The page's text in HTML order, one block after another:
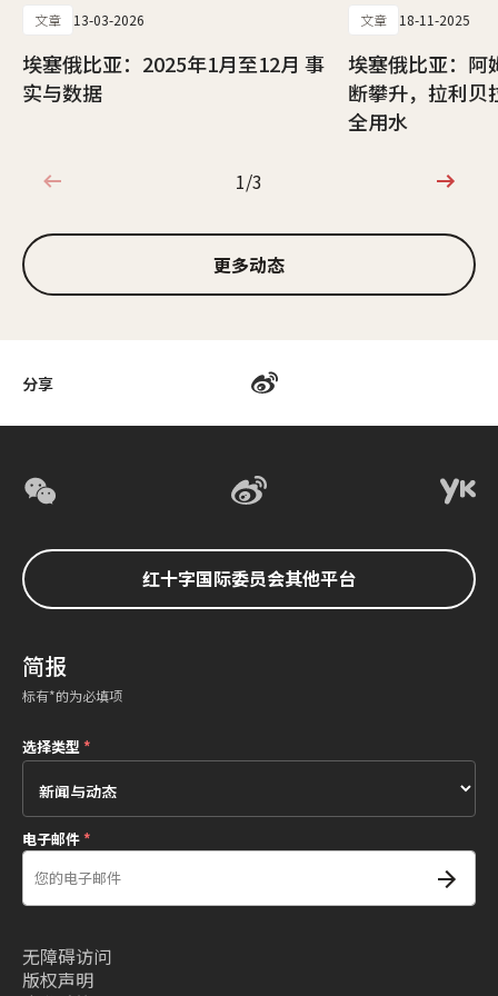
分享
文章 13-03-2026
埃塞俄比亚：2025年1月至12月 事
实与数据
文章 18-11-2025
埃塞俄比亚：阿
断攀升，拉利贝
全用水
1/3
1/3
更多动态
红十字国际委员会其他平台
简报
标有*的为必填项
选择类型*
电子邮件*
无障碍访问
版权声明